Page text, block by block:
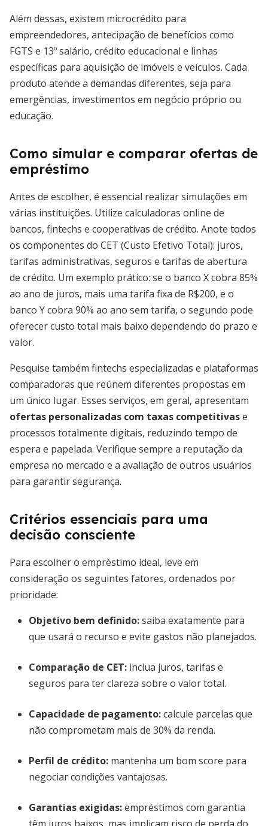
Além dessas, existem microcrédito para
empreendedores, antecipação de benefícios como
FGTS e 13º salário, crédito educacional e linhas
específicas para aquisição de imóveis e veículos. Cada
produto atende a demandas diferentes, seja para
emergências, investimentos em negócio próprio ou
educação.
Como simular e comparar ofertas de
empréstimo
Antes de escolher, é essencial realizar simulações em
várias instituições. Utilize calculadoras online de
bancos, fintechs e cooperativas de crédito. Anote todos
os componentes do CET (Custo Efetivo Total): juros,
tarifas administrativas, seguros e tarifas de abertura
de crédito. Um exemplo prático: se o banco X cobra 85%
ao ano de juros, mais uma tarifa fixa de R$200, e o
banco Y cobra 90% ao ano sem tarifa, o segundo pode
oferecer custo total mais baixo dependendo do prazo e
valor.
Pesquise também fintechs especializadas e plataformas
comparadoras que reúnem diferentes propostas em
um único lugar. Esses serviços, em geral, apresentam
ofertas personalizadas com taxas competitivase
processos totalmente digitais, reduzindo tempo de
espera e papelada. Verifique sempre a reputação da
empresa no mercado e a avaliação de outros usuários
para garantir segurança.
Critérios essenciais para uma
decisão consciente
Para escolher o empréstimo ideal, leve em
consideração os seguintes fatores, ordenados por
prioridade:
Objetivo bem definido:saiba exatamente para
que usará o recurso e evite gastos não planejados.
Comparação de CET: inclua juros, tarifas e
seguros para ter clareza sobre o valor total.
Capacidade de pagamento:calcule parcelas que
não comprometam mais de 30% da renda.
Perfil de crédito: mantenha um bom score para
negociar condições vantajosas.
Garantias exigidas:empréstimos com garantia